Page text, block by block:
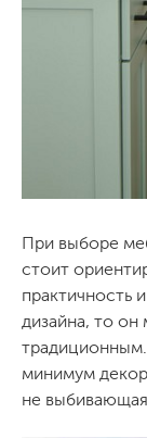
При выборе
стоит
практичность
дизайна, то
минимум
не